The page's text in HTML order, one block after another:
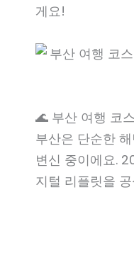
게요!
🌊 부산 여행 코
부산은 단순한
변신 중이에요.
지털 리플릿을